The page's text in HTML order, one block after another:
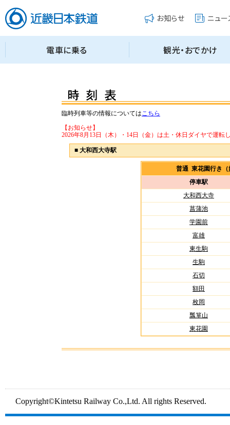
臨時列車等の情報についてはこちら
【お知らせ】
2026年8月13日（木）・14日（金）は土・休日ダイヤで運転
■ 大和西大寺駅
普通 東花園行き
停車駅
大和西大寺
菖蒲池
学園前
富雄
東生駒
生駒
石切
額田
枚岡
瓢箪山
東花園